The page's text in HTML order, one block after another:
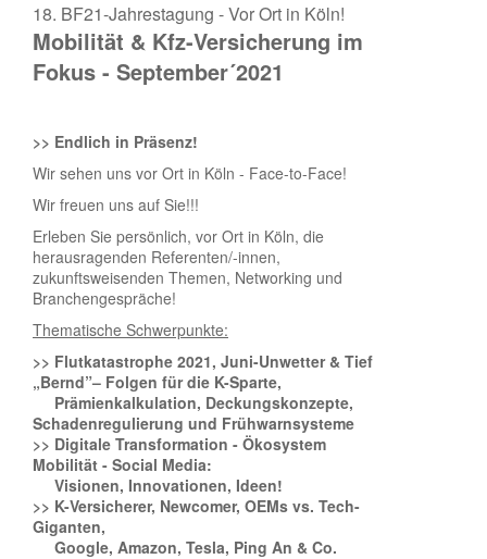
18. BF21-Jahrestagung - Vor Ort in Köln!
Mobilität & Kfz-Versicherung im
Fokus - September´2021
>> Endlich in Präsenz!
Wir sehen uns vor Ort in Köln - Face-to-Face!
Wir freuen uns auf Sie!!!
Erleben Sie persönlich, vor Ort in Köln, die
herausragenden Referenten/-innen,
zukunftsweisenden Themen, Networking und
Branchengespräche!
Thematische Schwerpunkte:
>> Flutkatastrophe 2021, Juni-Unwetter & Tief
„Bernd”– Folgen für die K-Sparte,
Prämienkalkulation, Deckungskonzepte,
Schadenregulierung und Frühwarnsysteme
>> Digitale Transformation - Ökosystem
Mobilität - Social Media:
Visionen, Innovationen, Ideen!
>> K-Versicherer, Newcomer, OEMs vs. Tech-
Giganten,
Google, Amazon, Tesla, Ping An & Co.